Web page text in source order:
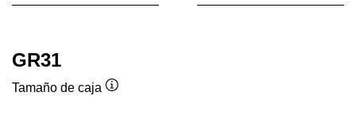
herramientas
GR31
Tamaño de caja